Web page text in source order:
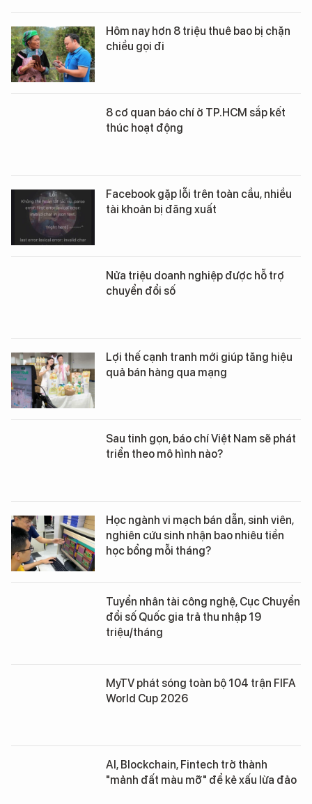
Hôm nay hơn 8 triệu thuê bao bị chặn
chiều gọi đi
8 cơ quan báo chí ở TP.HCM sắp kết
thúc hoạt động
Facebook gặp lỗi trên toàn cầu, nhiều
tài khoản bị đăng xuất
Nửa triệu doanh nghiệp được hỗ trợ
chuyển đổi số
Lợi thế cạnh tranh mới giúp tăng hiệu
quả bán hàng qua mạng
Sau tinh gọn, báo chí Việt Nam sẽ phát
triển theo mô hình nào?
Học ngành vi mạch bán dẫn, sinh viên,
nghiên cứu sinh nhận bao nhiêu tiền
học bổng mỗi tháng?
Tuyển nhân tài công nghệ, Cục Chuyển
đổi số Quốc gia trả thu nhập 19
triệu/tháng
MyTV phát sóng toàn bộ 104 trận FIFA
World Cup 2026
AI, Blockchain, Fintech trở thành
"mảnh đất màu mỡ" để kẻ xấu lừa đảo